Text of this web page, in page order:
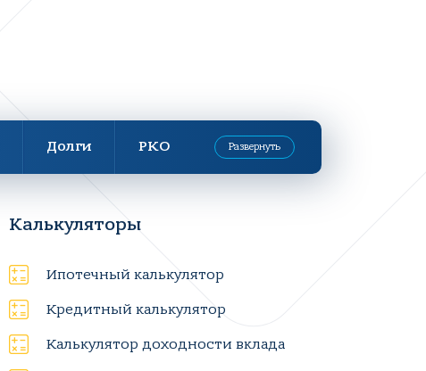
Долги РКО Развернуть
Калькуляторы
Ипотечный калькулятор
Кредитный калькулятор
Калькулятор доходности вклада